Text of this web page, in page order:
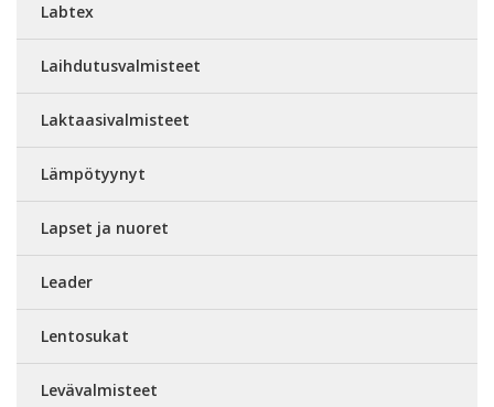
Labtex
Laihdutusvalmisteet
Laktaasivalmisteet
Lämpötyynyt
Lapset ja nuoret
Leader
Lentosukat
Levävalmisteet